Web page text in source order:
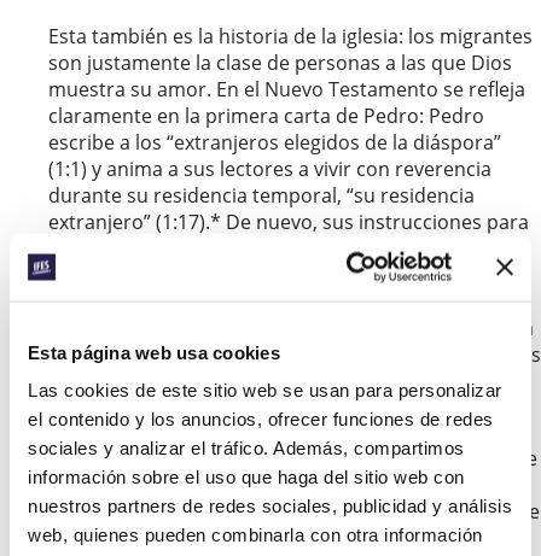
Esta página web usa cookies
Las cookies de este sitio web se usan para personalizar
el contenido y los anuncios, ofrecer funciones de redes
sociales y analizar el tráfico. Además, compartimos
información sobre el uso que haga del sitio web con
nuestros partners de redes sociales, publicidad y análisis
web, quienes pueden combinarla con otra información
Esta también es la historia de la iglesia: los migrantes
son justamente la clase de personas a las que Dios
muestra su amor. En el Nuevo Testamento se refleja
claramente en la primera carta de Pedro: Pedro
escribe a los “extranjeros elegidos de la diáspora”
(1:1) y anima a sus lectores a vivir con reverencia
durante su residencia temporal, “su residencia
extranjero” (1:17).* De nuevo, sus instrucciones para
vivir una vida santa van dirigidas a aquellos a los que
se les acaba de empezar a llamar “cristianos” (4:16)
extranjeros” (2:11).* Aquí Pedro toma exactamente la
misma frase que se empleó para Abraham en Génesis
y para David en los Salmos y la aplica a las iglesias.*
La situación de Israel en Deuteronomio también se
convierte en la situación de las iglesias *: el pueblo de
Dios está formado por comunidades que migran.
Pedro llama a los que han nacido “de nuevo mediante
la resurrección de Jesucristo” (1:30) residentes